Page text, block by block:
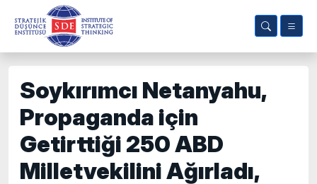
Soykırımcı Netanyahu,
Propaganda için
Getirttiği 250 ABD
Milletvekilini Ağırladı,